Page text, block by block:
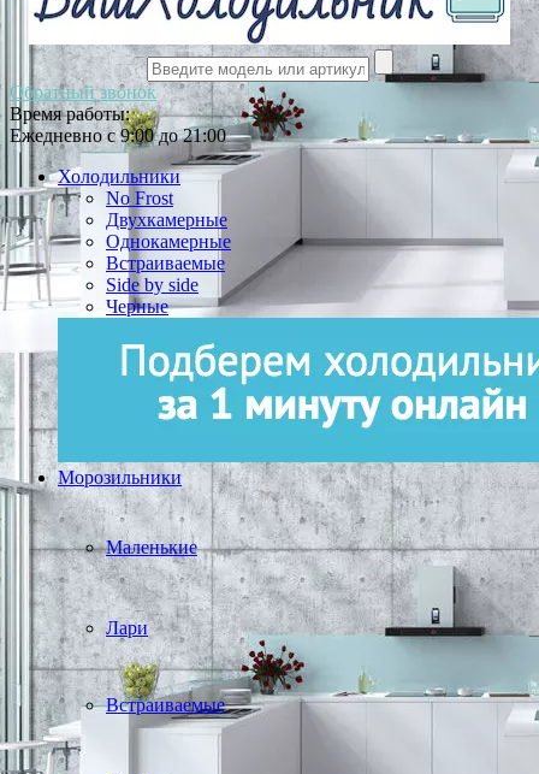
Обратный звонок
Время работы:
Ежедневно с 9:00 до 21:00
Холодильники
No Frost
Двухкамерные
Однокамерные
Встраиваемые
Side by side
Черные
Морозильники
Маленькие
Лари
Встраиваемые